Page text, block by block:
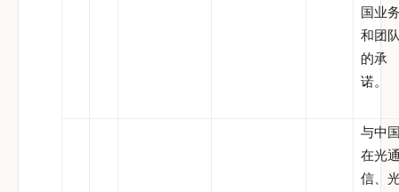
国业
和团
的承
诺。
与中
在光
信、